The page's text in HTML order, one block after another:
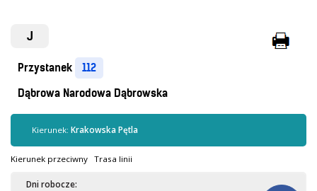
Kontrola biletów
Sprzedaż biletów u kierowców
Jaworznicka Karta Miejska
Open Payment System
J
Przystanek 112
Dąbrowa Narodowa Dąbrowska
Kierunek: Krakowska Pętla
Kierunek przeciwny Trasa linii
Dni robocze: